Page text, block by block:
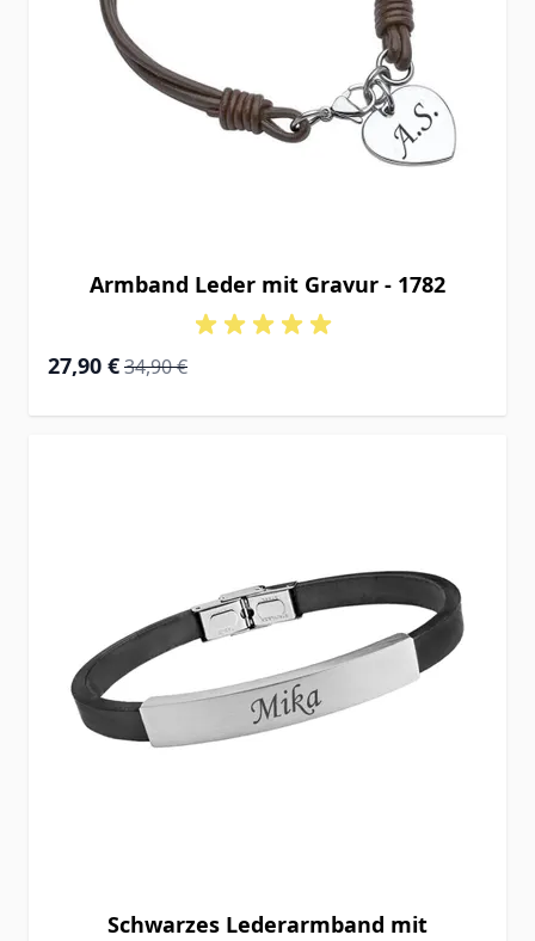
Armband Leder mit Gravur - 1782
Special Price
27,90 € Regular Price
34,90 €
Schwarzes Lederarmband mit